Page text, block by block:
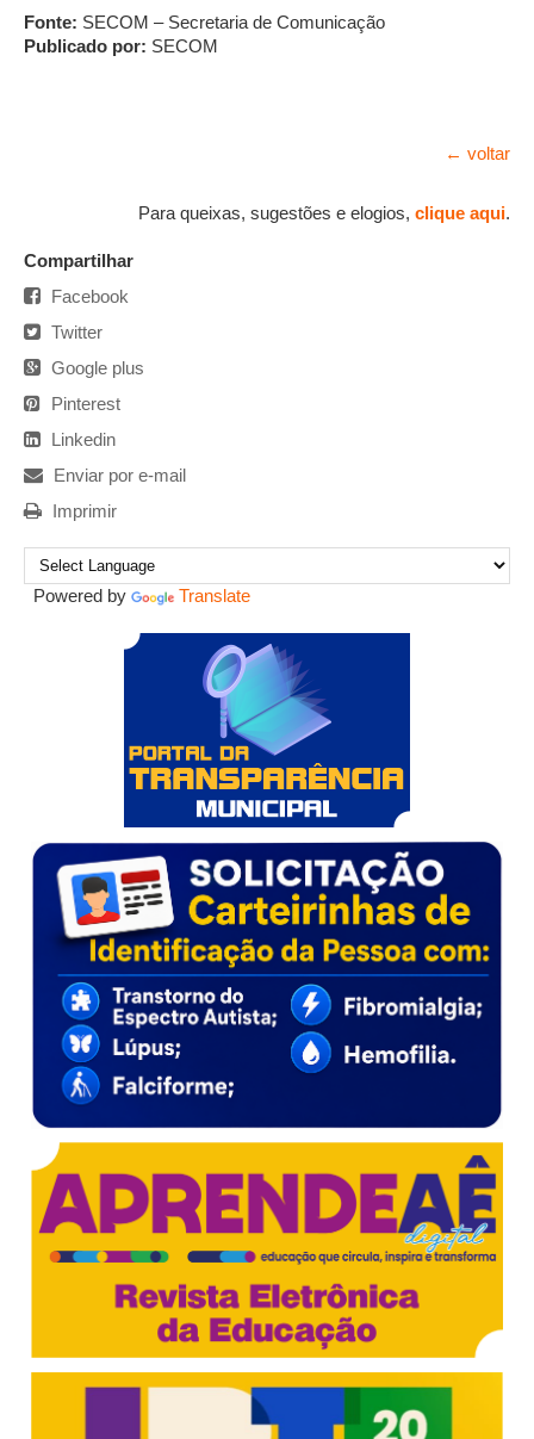
Fonte: SECOM – Secretaria de Comunicação
Publicado por: SECOM
← voltar
Para queixas, sugestões e elogios, clique aqui.
Compartilhar
Facebook
Twitter
Google plus
Pinterest
Linkedin
Enviar por e-mail
Imprimir
Powered by Translate